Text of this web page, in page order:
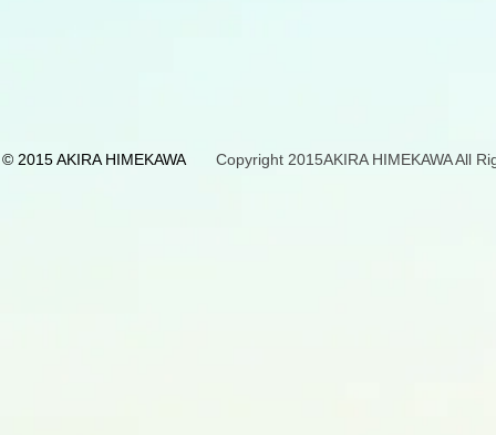
© 2015 AKIRA HIMEKAWA Copyright 2015AKIRA HIMEKAWA All